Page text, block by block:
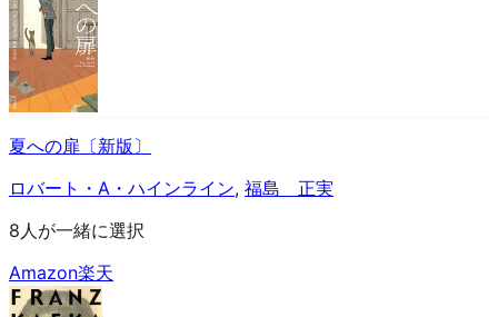
夏への扉〔新版〕
ロバート・A・ハインライン, 福島 正実
8人が一緒に選択
Amazon楽天